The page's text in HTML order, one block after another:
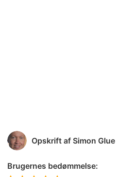
Opskrift af Simon Glue
Brugernes bedømmelse: